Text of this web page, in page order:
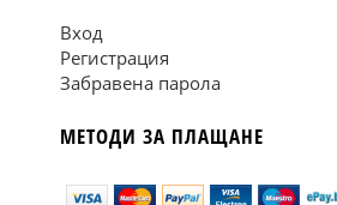
Вход
Регистрация
Забравена парола
МЕТОДИ ЗА ПЛАЩАНЕ